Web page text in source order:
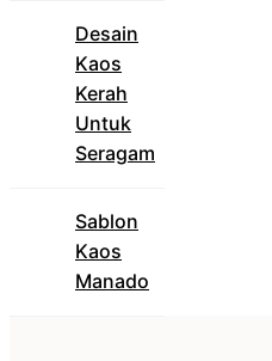
Desain
Kaos
Kerah
Untuk
Seragam
Sablon
Kaos
Manado